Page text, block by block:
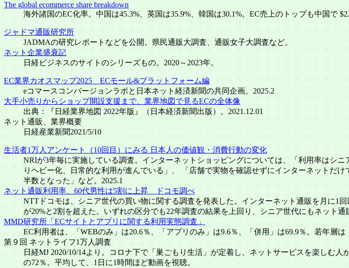
The global ecommerce share breakdown
海外諸国のEC化率。中国は45.3%、英国は35.9%、韓国は30.1%。EC売上のトップも中国で
ジャドマ通販研究所
JADMAの研究レポートなどを公開。県民通販大調査、通販女子大調査など。
ネット企業盛衰記
日経ビジネスのサイトのシリーズもの。2020～2023年。
EC業界カオスマップ2025 ECモール&プラットフォーム編
eコマースコンバージョンラボと日本ネット経済新聞の共同企画。2025.2
大手小売りからショップ開設支援まで、業界地図で見るECの全体像
出典：『日経業界地図 2022年版』（日本経済新聞出版）。2021.12.01
ネット通販、業界概要
日経産業新聞2021/5/10
生活者1万人アンケート（10回目）にみる 日本人の価値観・消費行動の変化
NRIが3年毎に実施している調査。インターネットショッピングについては、「利用率はシ
りヘビー化、日常的な利用が進んでいる」、 「店舗で実物を確認せずにインターネットだ
半数となった」など。2025.1
ネット通販利用率、60代男性は5割に上昇 ドコモ調べ
NTTドコモは、シニア世代の買い物に関する調査を発表した。インターネット通販を月に1
が20%と2割を超えた。いずれの区分でも22年調査の結果を上回り、シニア世代にもネット
MMD研究所「ECサイトとアプリに関する利用実態調査」
EC利用者は、「WEBのみ」は20.6％、「アプリのみ」は9.6％、「併用」は69.9％。若年層
第９回 ネットライフ1万人調査
日経MJ 2020/10/14より。コロナ下で「巣ごもり生活」が定着し、ネットサービスを楽しむ
の72％。平均して、1日に1時間ほど動画を視聴。